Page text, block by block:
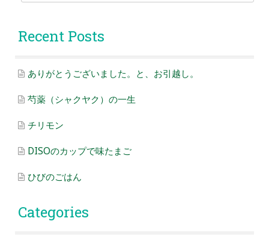
for:
Recent Posts
ありがとうございました。と、お引越し。
芍薬（シャクヤク）の一生
チリモン
DISOのカップで味たまご
ひびのごはん
Categories